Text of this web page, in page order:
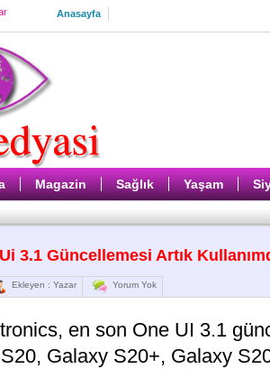
Anasayfa
Magazin Sağlık Yaşam
3.1 Güncellemesi Artık
Ekleyen : Yazar Yorum Yok
en son One UI 3.1
Galaxy S20+, Galaxy